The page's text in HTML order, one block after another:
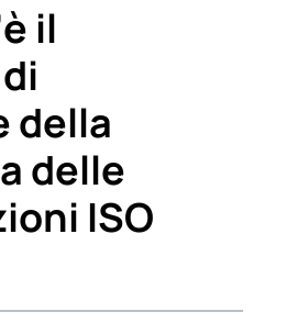
il
della
delle
ISO